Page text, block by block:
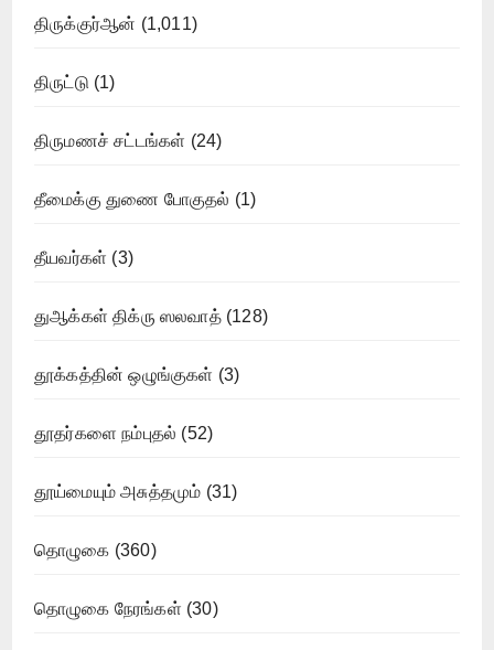
திருக்குர்ஆன் (1,011)
திருட்டு (1)
திருமணச் சட்டங்கள் (24)
தீமைக்கு துணை போகுதல் (1)
தீயவர்கள் (3)
துஆக்கள் திக்ரு ஸலவாத்(128)
தூக்கத்தின் ஒழுங்குகள் (3)
தூதர்களை நம்புதல் (52)
தூய்மையும் அசுத்தமும் (31)
தொழுகை (360)
தொழுகை நேரங்கள் (30)